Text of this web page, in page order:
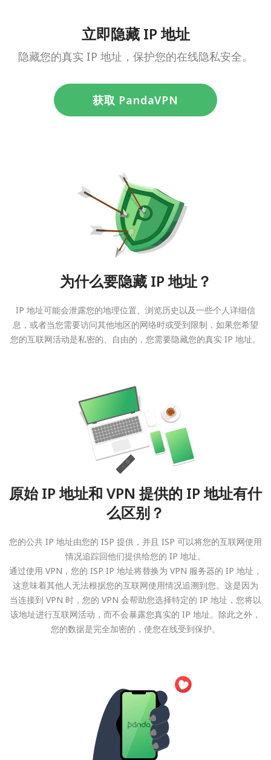
立即隐藏 IP 地址
隐藏您的真实 IP 地址，保护您的在线隐私安全。
获取 PandaVPN
为什么要隐藏 IP 地址？
IP 地址可能会泄露您的地理位置、浏览历史以及一些个人详细信
息，或者当您需要访问其他地区的网络时或受到限制，如果您希望
您的互联网活动是私密的、自由的，您需要隐藏您的真实 IP 地址。
原始 IP 地址和 VPN 提供的 IP 地址有什
么区别？
您的公共 IP 地址由您的 ISP 提供，并且 ISP 可以将您的互联网使用
情况追踪回他们提供给您的 IP 地址。
通过使用 VPN，您的 ISP IP 地址将替换为 VPN 服务器的 IP 地址，
这意味着其他人无法根据您的互联网使用情况追溯到您。这是因为
当连接到 VPN 时，您的 VPN 会帮助您选择特定的 IP 地址，您将以
该地址进行互联网活动，而不会暴露您真实的 IP 地址。除此之外，
您的数据是完全加密的，使您在线受到保护。